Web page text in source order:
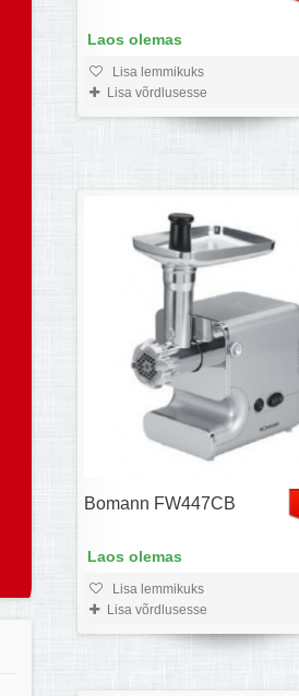
Laos olemas
Lisa lemmikuks
Lisa võrdlusesse
Bomann FW447CB
Laos olemas
Lisa lemmikuks
Lisa võrdlusesse